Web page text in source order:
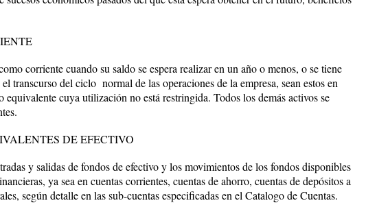
corriente cuando su saldo se espera realizar en un año o menos, o se tiene
transcurso del ciclo normal de las operaciones de la empresa, sean estos en
cuya utilización no está restringida. Todos los demás activos se
DE EFECTIVO
y salidas de fondos de efectivo y los movimientos de los fondos disponibles
ya sea en cuentas corrientes, cuentas de ahorro, cuentas de depósitos a
según detalle en las sub-cuentas especificadas en el Catalogo de Cuentas.